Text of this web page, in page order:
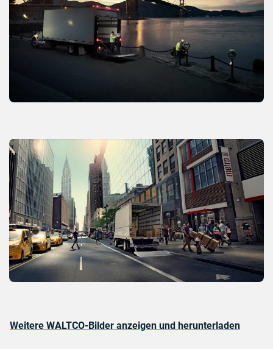
Weitere WALTCO-Bilder anzeigen und herunterladen